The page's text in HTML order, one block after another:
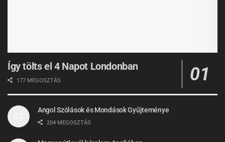
Így tölts el 4 Napot Londonban
177 MEGOSZTÁS
Angol Szólások és Mondások Gyűjteménye
204 MEGOSZTÁS